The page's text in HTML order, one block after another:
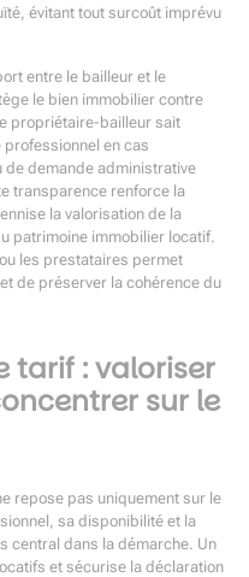
évitant tout surcoût imprévu
entre le bailleur et le
le bien immobilier contre
propriétaire-bailleur sait
en cas
de demande administrative
transparence renforce la
la valorisation de la
patrimoine immobilier locatif.
les prestataires permet
de préserver la cohérence du
tarif : valoriser
sur le
repose pas uniquement sur le
sa disponibilité et la
central dans la démarche. Un
et sécurise la déclaration